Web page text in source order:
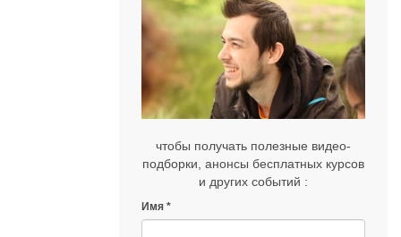
чтобы получать полезные видео-
подборки, анонсы бесплатных курсов
и других событий :
Имя